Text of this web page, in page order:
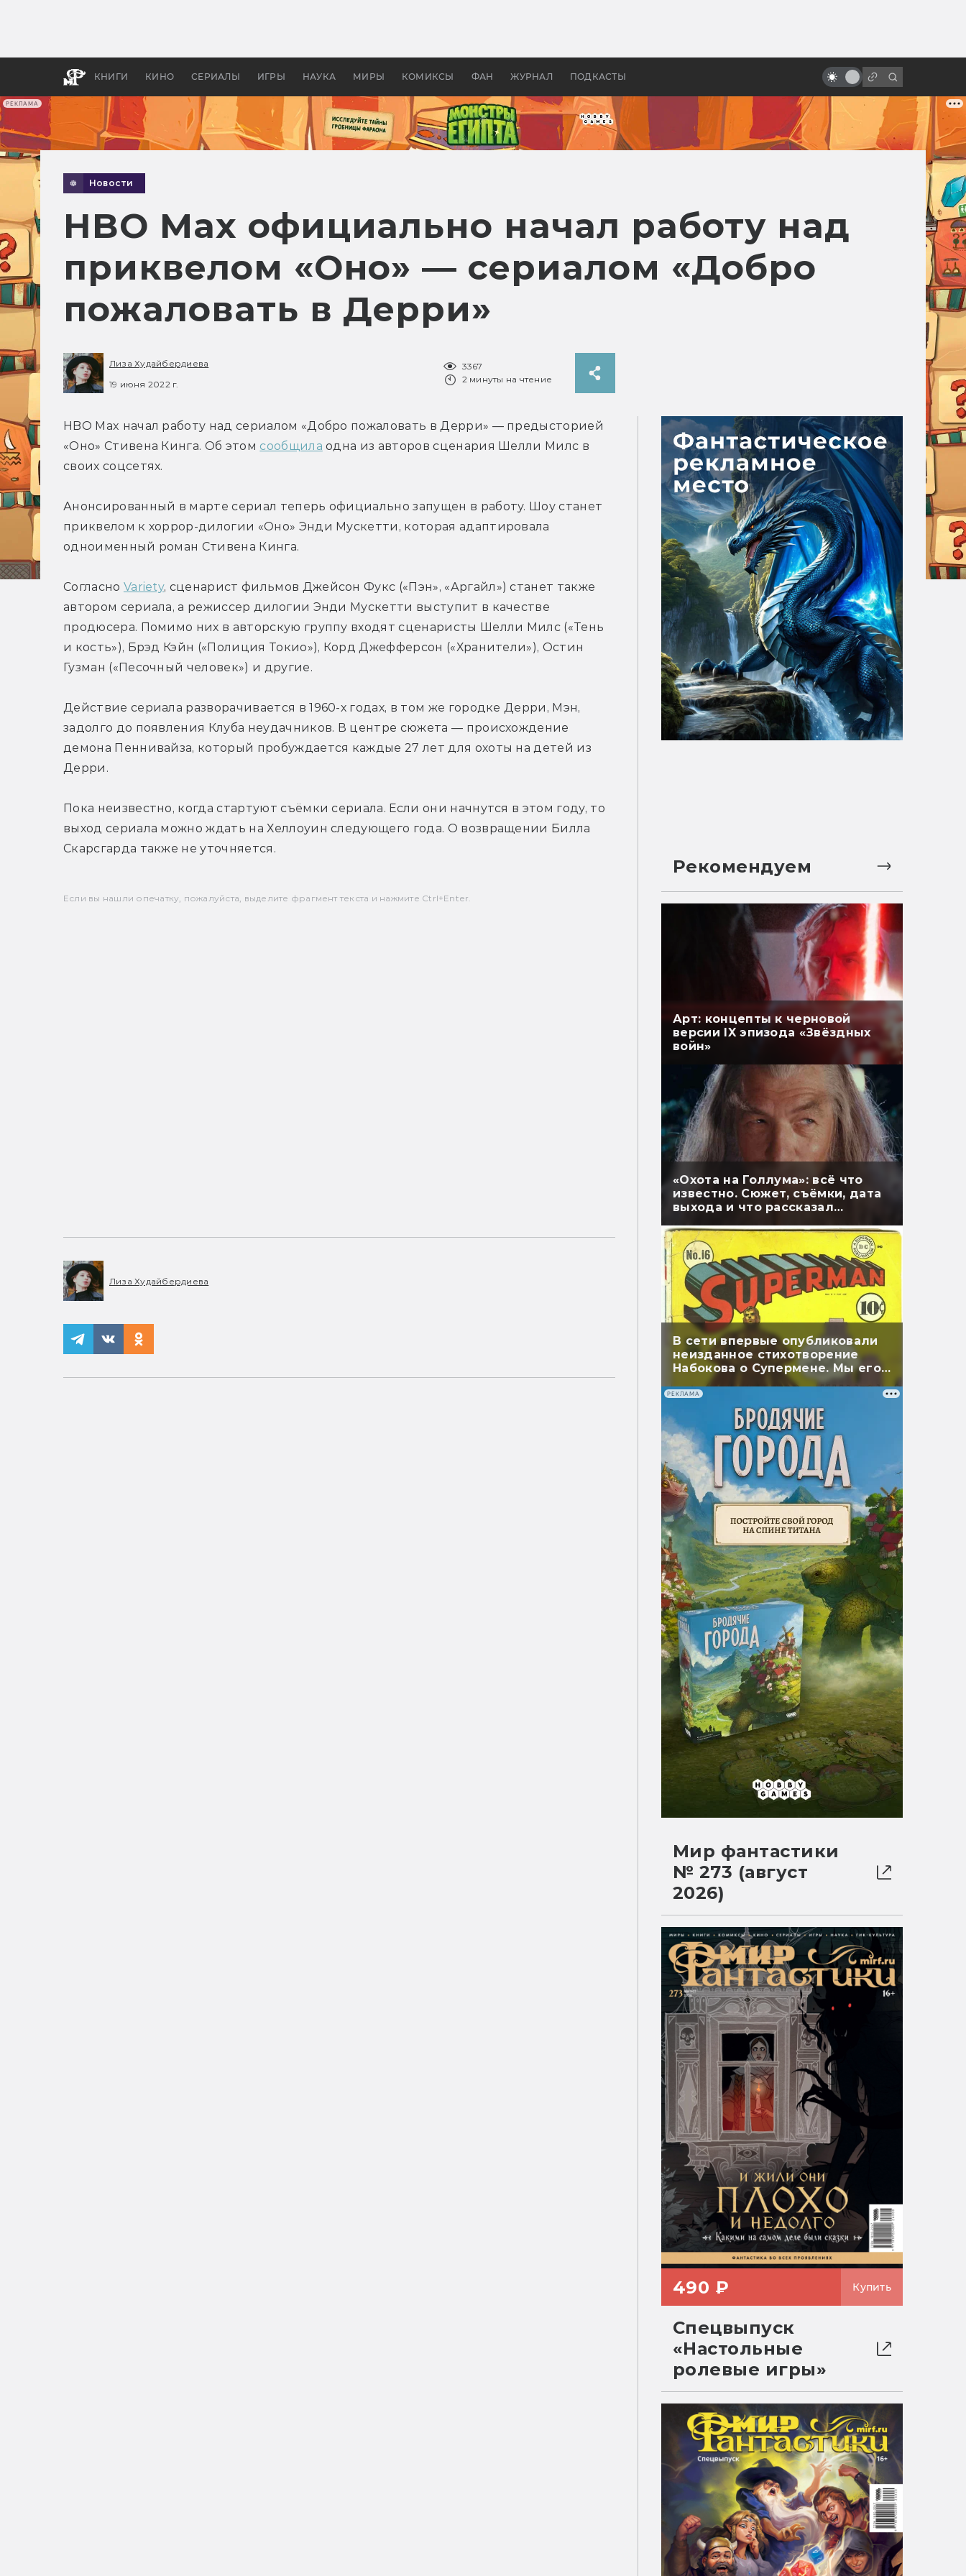
РЕКЛАМА
КНИГИ КИНО СЕРИАЛЫ ИГРЫ НАУКА МИРЫ КОМИКСЫ ФАН ЖУРНАЛ ПОДКАСТЫ
апокалипсис, в России —
бы «Властелина колец»
настоящим волшебством
Новости
HBO Max официально начал работу над
приквелом «Оно» — сериалом «Добро
пожаловать в Дерри»
Лиза Худайбердиева
19 июня 2022 г.
3367
2 минуты на чтение
HBO Max начал работу над сериалом «Добро пожаловать в Дерри» — предысторией
«Оно» Стивена Кинга. Об этом сообщила одна из авторов сценария Шелли Милс в
своих соцсетях.
Анонсированный в марте сериал теперь официально запущен в работу. Шоу станет
приквелом к хоррор-дилогии «Оно» Энди Мускетти, которая адаптировала
одноименный роман Стивена Кинга.
Согласно Variety, сценарист фильмов Джейсон Фукс («Пэн», «Аргайл») станет также
автором сериала, а режиссер дилогии Энди Мускетти выступит в качестве
продюсера. Помимо них в авторскую группу входят сценаристы Шелли Милс («Тень
и кость»), Брэд Кэйн («Полиция Токио»), Корд Джефферсон («Хранители»), Остин
Гузман («Песочный человек») и другие.
Действие сериала разворачивается в 1960-х годах, в том же городке Дерри, Мэн,
задолго до появления Клуба неудачников. В центре сюжета — происхождение
демона Пеннивайза, который пробуждается каждые 27 лет для охоты на детей из
Дерри.
Пока неизвестно, когда стартуют съёмки сериала. Если они начнутся в этом году, то
выход сериала можно ждать на Хеллоуин следующего года. О возвращении Билла
Скарсгарда также не уточняется.
Если вы нашли опечатку, пожалуйста, выделите фрагмент текста и нажмите Ctrl+Enter.
Лиза Худайбердиева
Рекомендуем
Арт: концепты к черновой
версии IX эпизода «Звёздных
войн»
«Охота на Голлума»: всё что
известно. Сюжет, съёмки, дата
выхода и что рассказал
В сети впервые опубликовали
неизданное стихотворение
Набокова о Супермене. Мы его
перевели
РЕКЛАМА
Мир фантастики
№ 273 (август
2026)
490 ₽ Купить
Спецвыпуск
«Настольные
ролевые игры»